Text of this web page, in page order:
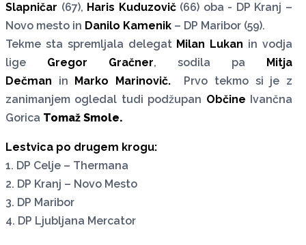
Slapničar (67), Haris Kuduzovič(66) oba - DP Kranj –
Novo mesto in Danilo Kamenik – DP Maribor (59).
Tekme sta spremljala delegat Milan Lukan in vodja
lige Gregor Gračner, sodila pa Mitja
Dečman in Marko Marinovič.
Prvo tekmo si je z
zanimanjem ogledal tudi podžupan Občine Ivančna
Gorica Tomaž Smole.
Lestvica po drugem krogu:
1. DP Celje – Thermana
2. DP Kranj – Novo Mesto
3. DP Maribor
4. DP Ljubljana Mercator